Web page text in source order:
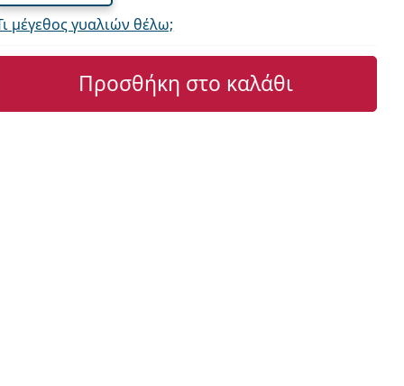
μέγεθος γυαλιών θέλω;
Προσθήκη στο καλάθι